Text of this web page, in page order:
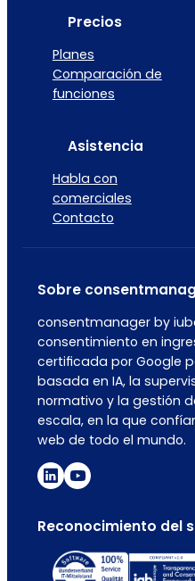
Precios
Planes
Comparación de
funciones
Asistencia
Habla con
comerciales
Contacto
Sobre
consentmanager by
consentimiento en
certificada por Google
basada en IA, la
normativo y la gestión
escala, en la que
web de todo el mundo.
Reconocimiento del